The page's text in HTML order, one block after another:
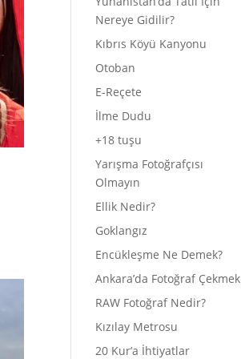
Nereye Gidilir?
Kıbrıs Köyü Kanyonu
Otoban
E-Reçete
İlme Dudu
+18 tuşu
Yarışma Fotoğrafçısı
Olmayın
Ellik Nedir?
Goklangız
Encükleşme Ne Demek?
Ankara’da Fotoğraf Çekmek
RAW Fotoğraf Nedir?
Kızılay Metrosu
20 Kur’a İhtiyatlar